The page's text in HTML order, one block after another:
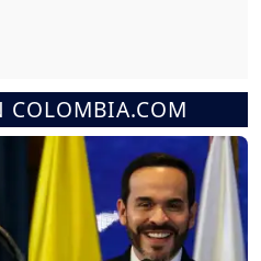
COLOMBIA.COM